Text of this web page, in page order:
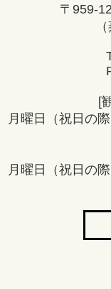
〒959-
[
月曜日（祝日の
月曜日（祝日の